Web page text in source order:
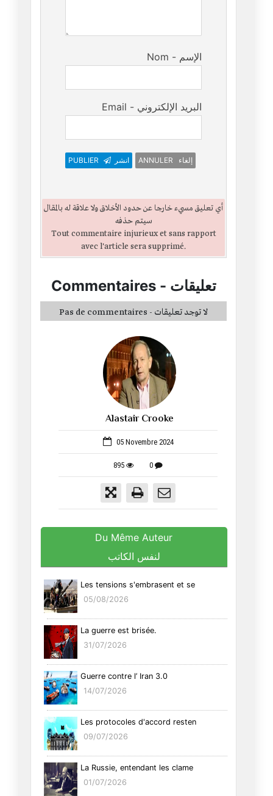
Alastair Crooke
05 Novembre 2024
895 0
Du Même Auteur
لنفس الكاتب
Les tensions s'embrasent et se
05/08/2026
La guerre est brisée.
31/07/2026
Guerre contre l’ Iran 3.0
14/07/2026
Les protocoles d'accord resten
09/07/2026
La Russie, entendant les clame
01/07/2026
Nom - الإسم
Email - البريد الإلكتروني
PUBLIER انشر ANNULER إلغاء
أي تعليق مسيء خارجا عن حدود الأخلاق ولا علاقة له بالمقال
سيتم حذفه
Tout commentaire injurieux et sans rapport
avec l'article sera supprimé.
Commentaires- تعليقات
Pas de commentaires - لا توجد تعليقات